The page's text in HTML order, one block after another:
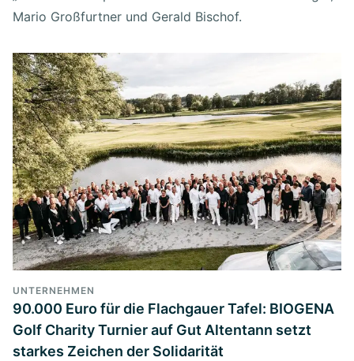
Mario Großfurtner und Gerald Bischof.
UNTERNEHMEN
90.000 Euro für die Flachgauer Tafel: BIOGENA
Golf Charity Turnier auf Gut Altentann setzt
starkes Zeichen der Solidarität